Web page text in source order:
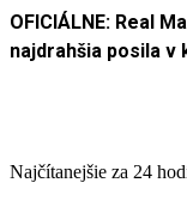
OFICIÁLNE: Real
najdrahšia posila
Najčítanejšie za 24